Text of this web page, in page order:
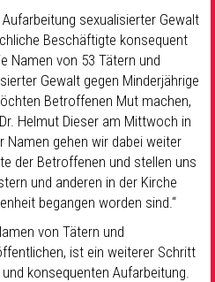
sexualisierter Gewalt
Beschäftigte konsequent
Namen von 53 Tätern und
Gewalt gegen Minderjährige
Betroffenen Mut machen,
Helmut Dieser am Mittwoch in
Namen gehen wir dabei weiter
der Betroffenen und stellen uns
und anderen in der Kirche
begangen worden sind.“
von Tätern und
ist ein weiterer Schritt
konsequenten Aufarbeitung.